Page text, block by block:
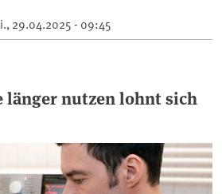
29.04.2025 - 09:45
länger nutzen lohnt sich